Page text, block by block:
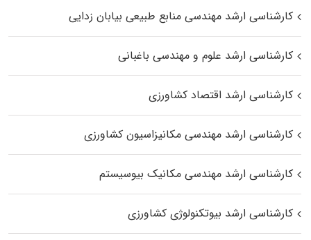
کارشناسی ارشد مهندسی منابع طبیعی بیابان زدایی
کارشناسی ارشد علوم و مهندسی باغبانی
کارشناسی ارشد اقتصاد کشاورزی
کارشناسی ارشد مهندسی مکانیزاسیون کشاورزی
کارشناسی ارشد مهندسی مکانیک بیوسیستم
کارشناسی ارشد بیوتکنولوژی کشاورزی